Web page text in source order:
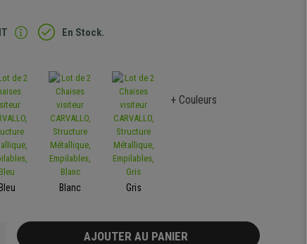
En Stock.
Bleu Blanc Gris
+ Couleurs
AJOUTER AU PANIER